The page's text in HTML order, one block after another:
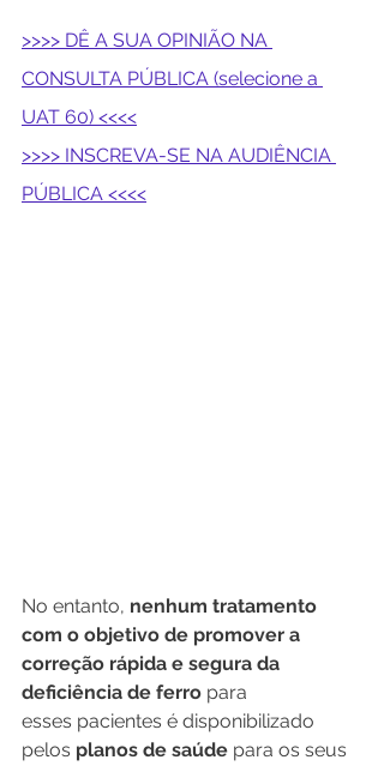
>>>> DÊ A SUA OPINIÃO NA
CONSULTA PÚBLICA (selecione a
UAT 60) <<<<
>>>> INSCREVA-SE NA AUDIÊNCIA
PÚBLICA <<<<
No entanto, nenhum tratamento
com o objetivo de promover a
correção rápida e segura da
deficiência de ferro para
esses pacientes é disponibilizado
pelos planos de saúde para os seus